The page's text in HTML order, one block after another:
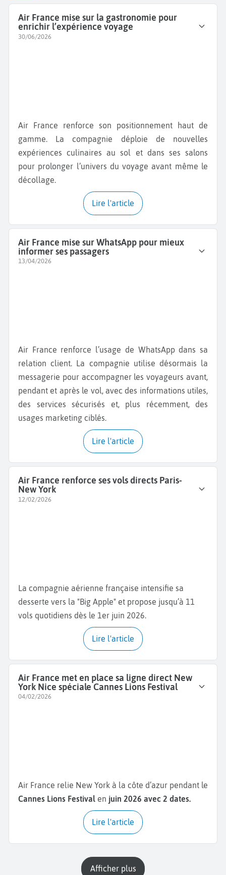
Air France mise sur la gastronomie pour
enrichir l’expérience voyage
30/06/2026
Air France renforce son positionnement haut de
gamme. La compagnie déploie de nouvelles
expériences culinaires au sol et dans ses salons
pour prolonger l’univers du voyage avant même le
décollage.
Lire l'article
Air France mise sur WhatsApp pour mieux
informer ses passagers
13/04/2026
Air France renforce l’usage de WhatsApp dans sa
relation client. La compagnie utilise désormais la
messagerie pour accompagner les voyageurs avant,
pendant et après le vol, avec des informations utiles,
des services sécurisés et, plus récemment, des
usages marketing ciblés.
Lire l'article
Air France renforce ses vols directs Paris-
New York
12/02/2026
La compagnie aérienne française intensifie sa
desserte vers la "Big Apple" et propose jusqu’à 11
vols quotidiens dès le 1er juin 2026.
Lire l'article
Air France met en place sa ligne direct New
York Nice spéciale Cannes Lions Festival
04/02/2026
Air France relie New York à la côte d’azur pendant le
Cannes Lions Festival en juin 2026 avec 2 dates.
Lire l'article
Afficher plus